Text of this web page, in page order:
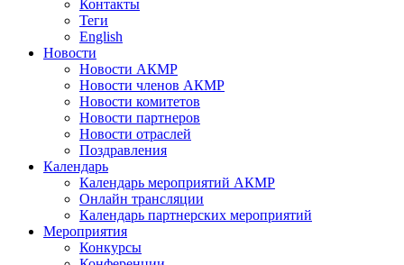
Контакты
Теги
English
Новости
Новости АКМР
Новости членов АКМР
Новости комитетов
Новости партнеров
Новости отраслей
Поздравления
Календарь
Календарь мероприятий АКМР
Онлайн трансляции
Календарь партнерских мероприятий
Мероприятия
Конкурсы